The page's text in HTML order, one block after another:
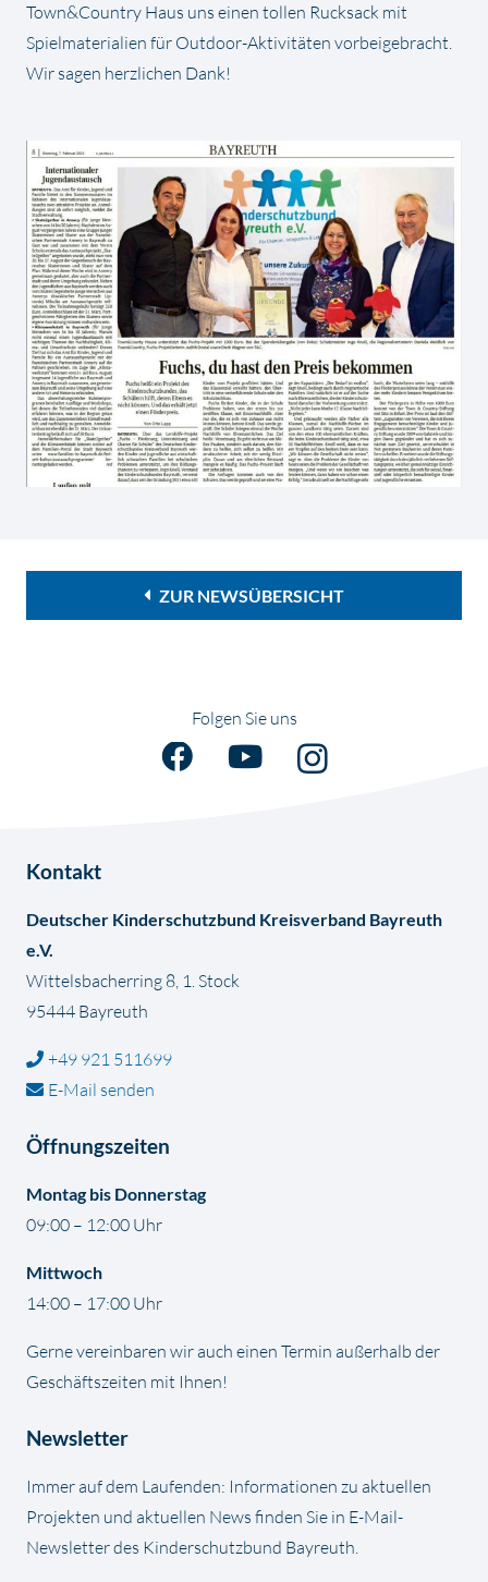
Town&Country Haus uns einen tollen Rucksack mit
Spielmaterialien für Outdoor-Aktivitäten vorbeigebracht.
Wir sagen herzlichen Dank!
ZUR NEWSÜBERSICHT
Folgen Sie uns
Kontakt
Deutscher Kinderschutzbund Kreisverband Bayreuth
e.V.
Wittelsbacherring 8, 1. Stock
95444 Bayreuth
+49 921 511699
E-Mail senden
Öffnungszeiten
Montag bis Donnerstag
09:00 – 12:00 Uhr
Mittwoch
14:00 – 17:00 Uhr
Gerne vereinbaren wir auch einen Termin außerhalb der
Geschäftszeiten mit Ihnen!
Newsletter
Immer auf dem Laufenden: Informationen zu aktuellen
Projekten und aktuellen News finden Sie in E-Mail-
Newsletter des Kinderschutzbund Bayreuth.